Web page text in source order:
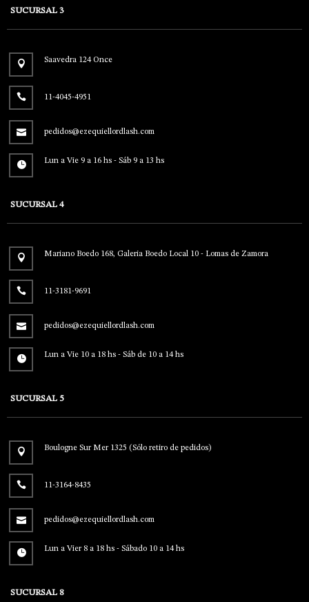
SUCURSAL 3
Saavedra 124 Once
11-4045-4951
pedidos@ezequiellordlash.com
Lun a Vie 9 a 16 hs - Sáb 9 a 13 hs
SUCURSAL 4
Mariano Boedo 168, Galeria Boedo Local 10 - Lomas de Zamora
11-3181-9691
pedidos@ezequiellordlash.com
Lun a Vie 10 a 18 hs - Sáb de 10 a 14 hs
SUCURSAL 5
Boulogne Sur Mer 1325 (Sólo retiro de pedidos)
11-3164-8435
pedidos@ezequiellordlash.com
Lun a Vier 8 a 18 hs - Sábado 10 a 14 hs
SUCURSAL 8